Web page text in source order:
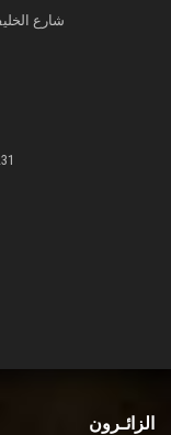
شارع
الزائـرون